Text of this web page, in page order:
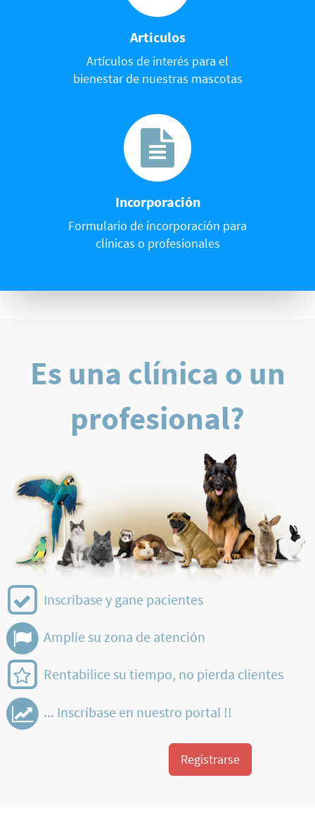
Articulos
Artículos de interés para el
bienestar de nuestras mascotas
Incorporación
Formulario de incorporación para
clínicas o profesionales
Es una clínica o un
profesional?
Inscríbase y gane pacientes
Amplíe su zona de atención
Rentabilice su tiempo, no pierda clientes
... Inscríbase en nuestro portal !!
Registrarse